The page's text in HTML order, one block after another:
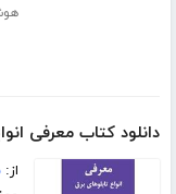
دانلود کتاب معرفی
از: